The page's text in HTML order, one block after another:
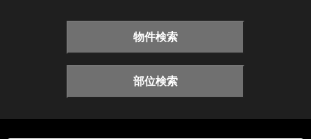
物件検索
部位検索